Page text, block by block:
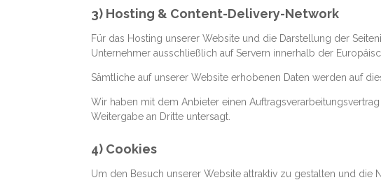
3) Hosting & Content-Delivery-Network
Für das Hosting unserer Website und die Darstellung der
Unternehmer ausschließlich auf Servern innerhalb der
Sämtliche auf unserer Website erhobenen Daten werden auf
Wir haben mit dem Anbieter einen
Weitergabe an Dritte untersagt.
4) Cookies
Um den Besuch unserer Website attraktiv zu gestalten und